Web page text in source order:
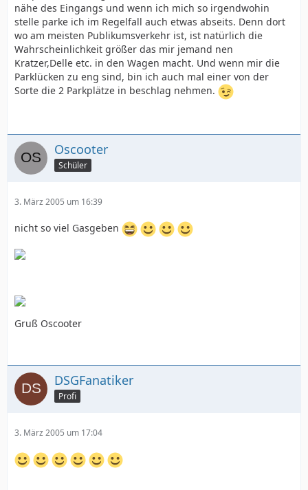
nähe des Eingangs und wenn ich mich so irgendwohin
stelle parke ich im Regelfall auch etwas abseits. Denn dort
wo am meisten Publikumsverkehr ist, ist natürlich die
Wahrscheinlichkeit größer das mir jemand nen
Kratzer,Delle etc. in den Wagen macht. Und wenn mir die
Parklücken zu eng sind, bin ich auch mal einer von der
Sorte die 2 Parkplätze in beschlag nehmen.
Oscooter
Schüler
3. März 2005 um 16:39
nicht so viel Gasgeben
Gruß Oscooter
DSGFanatiker
Profi
3. März 2005 um 17:04